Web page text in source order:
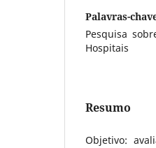
Palavras-
Pesquisa
Hospitais
Resumo
Objetivo: